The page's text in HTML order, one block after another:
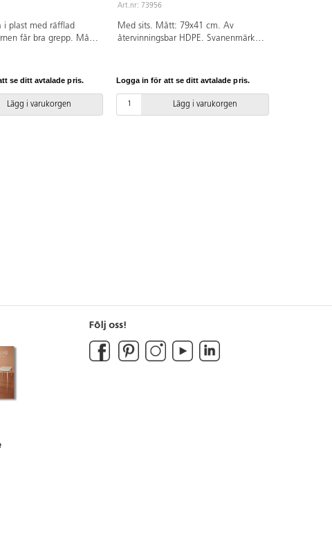
i plast med räfflad
får bra grepp. Mått:
se ditt avtalade pris.
Lägg i varukorgen
Art.nr: 73956
Med sits. Mått: 79x41 cm. Av
återvinningsbar HDPE. Svanenmärkt,
Logga in för att se ditt avtalade pris.
Lägg i varukorgen
Följ oss!